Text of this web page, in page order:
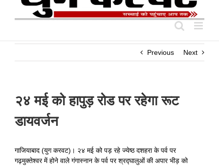
Previous Next
२४ मई को हापुड़ रोड पर रहेगा रूट
डायवर्जन
गाजियाबाद (युग करवट)। २४ मई को पड़ रहे ज्येष्ठ दशहरा के पर्व पर
गढ़मुक्तेश्वर में होने वाले गंगास्नान के पर्व पर श्रद्घालुओं की अपार भीड़ को